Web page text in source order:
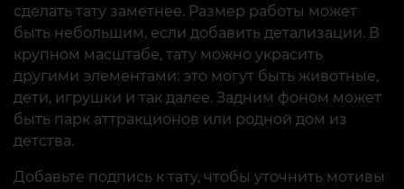
сделать тату заметнее. Размер работы может
быть небольшим, если добавить детализации. В
крупном масштабе, тату можно украсить
другими элементами: это могут быть животные,
дети, игрушки и так далее. Задним фоном может
быть парк аттракционов или родной дом из
детства.
Добавьте подпись к тату, чтобы уточнить мотивы